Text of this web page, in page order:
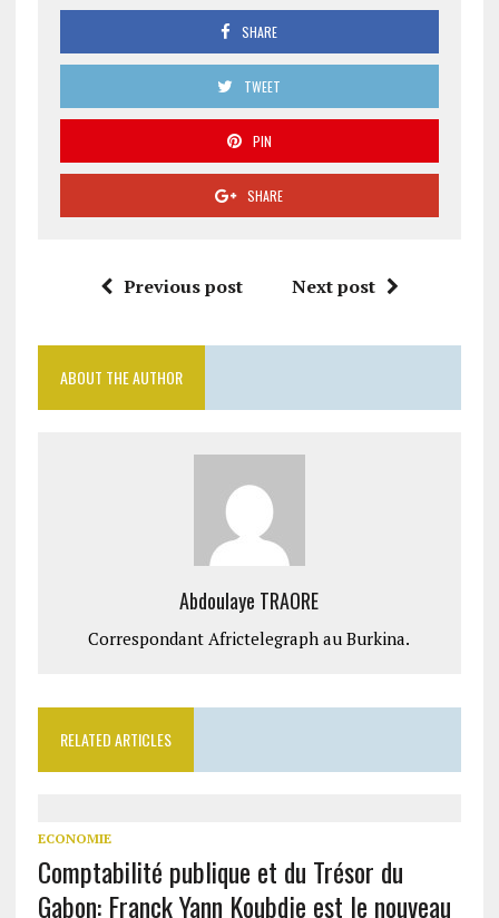
SHARE
TWEET
PIN
SHARE
Previous post Next post
ABOUT THE AUTHOR
Abdoulaye TRAORE
Correspondant Africtelegraph au Burkina.
RELATED ARTICLES
ECONOMIE
Comptabilité publique et du Trésor du
Gabon: Franck Yann Koubdje est le nouveau